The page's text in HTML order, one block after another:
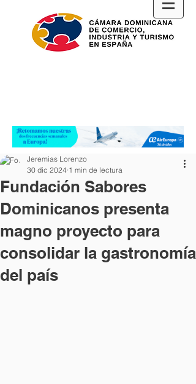
Fundación Sabores
Dominicanos presenta
magno proyecto para
consolidar la gastronomía
del país
Jeremias Lorenzo
30 dic 2024 1 min de lectura